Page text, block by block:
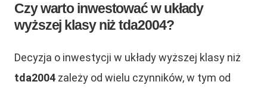
Czy warto inwestować w układy
wyższej klasy niż tda2004?
Decyzja o inwestycji w układy wyższej klasy niż
tda2004 zależy od wielu czynników, w tym od